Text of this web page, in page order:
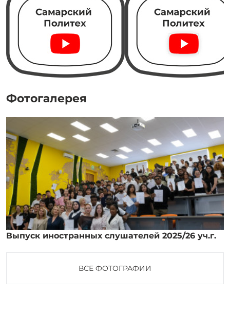
Фотогалерея
Выпуск иностранных слушателей 2025/26 уч.г.
ВСЕ ФОТОГРАФИИ